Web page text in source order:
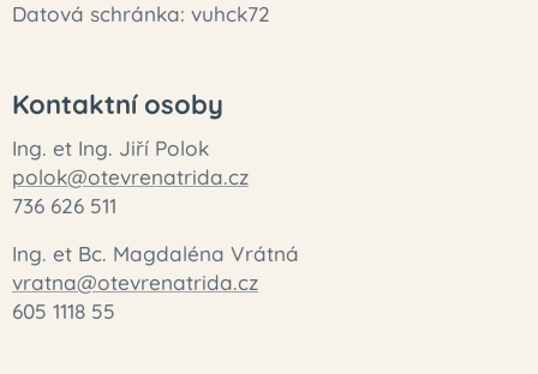
Datová schránka: vuhck72
Kontaktní osoby
Ing. et Ing. Jiří Polok
polok@otevrenatrida.cz
736 626 511
Ing. et Bc. Magdaléna Vrátná
vratna@otevrenatrida.cz
605 1118 55